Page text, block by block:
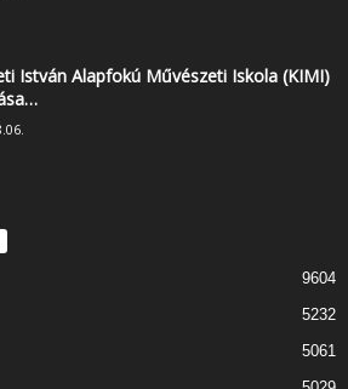
István Alapfokú Művészeti Iskola (KIMI)
9604
5232
5061